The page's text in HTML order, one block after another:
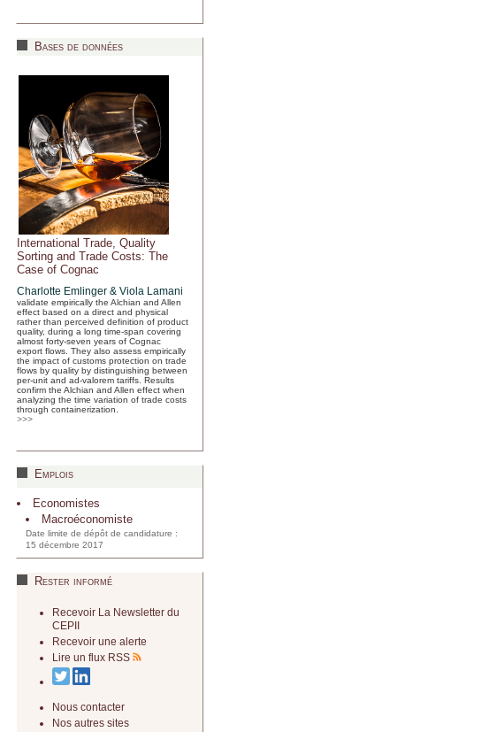
Bases de données
International Trade, Quality
Sorting and Trade Costs: The
Case of Cognac
Charlotte Emlinger & Viola Lamani
validate empirically the Alchian and Allen
effect based on a direct and physical
rather than perceived definition of product
quality, during a long time-span covering
almost forty-seven years of Cognac
export flows. They also assess empirically
the impact of customs protection on trade
flows by quality by distinguishing between
per-unit and ad-valorem tariffs. Results
confirm the Alchian and Allen effect when
analyzing the time variation of trade costs
through containerization.
>>>
Emplois
Economistes
Macroéconomiste
Date limite de dépôt de candidature :
15 décembre 2017
Rester informé
Recevoir La Newsletter du
CEPII
Recevoir une alerte
Lire un flux RSS
Nous contacter
Nos autres sites